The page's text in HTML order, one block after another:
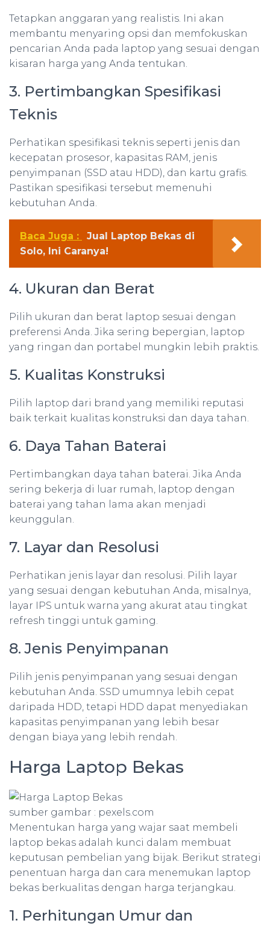
Tetapkan anggaran yang realistis. Ini akan
membantu menyaring opsi dan memfokuskan
pencarian Anda pada laptop yang sesuai dengan
kisaran harga yang Anda tentukan.
3. Pertimbangkan Spesifikasi
Teknis
Perhatikan spesifikasi teknis seperti jenis dan
kecepatan prosesor, kapasitas RAM, jenis
penyimpanan (SSD atau HDD), dan kartu grafis.
Pastikan spesifikasi tersebut memenuhi
kebutuhan Anda.
Baca Juga :
Jual Laptop Bekas di
Solo, Ini Caranya!
4. Ukuran dan Berat
Pilih ukuran dan berat laptop sesuai dengan
preferensi Anda. Jika sering bepergian, laptop
yang ringan dan portabel mungkin lebih praktis.
5. Kualitas Konstruksi
Pilih laptop dari brand yang memiliki reputasi
baik terkait kualitas konstruksi dan daya tahan.
6. Daya Tahan Baterai
Pertimbangkan daya tahan baterai. Jika Anda
sering bekerja di luar rumah, laptop dengan
baterai yang tahan lama akan menjadi
keunggulan.
7. Layar dan Resolusi
Perhatikan jenis layar dan resolusi. Pilih layar
yang sesuai dengan kebutuhan Anda, misalnya,
layar IPS untuk warna yang akurat atau tingkat
refresh tinggi untuk gaming.
8. Jenis Penyimpanan
Pilih jenis penyimpanan yang sesuai dengan
kebutuhan Anda. SSD umumnya lebih cepat
daripada HDD, tetapi HDD dapat menyediakan
kapasitas penyimpanan yang lebih besar
dengan biaya yang lebih rendah.
Harga Laptop Bekas
sumber gambar : pexels.com
Menentukan harga yang wajar saat membeli
laptop bekas adalah kunci dalam membuat
keputusan pembelian yang bijak. Berikut strategi
penentuan harga dan cara menemukan laptop
bekas berkualitas dengan harga terjangkau.
1. Perhitungan Umur dan